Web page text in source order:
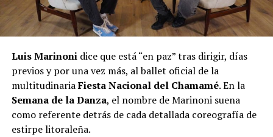
Luis Marinonidice que está “en paz” tras dirigir, días
previos y por una vez más, al ballet oficial de la
multitudinariaFiesta Nacional del Chamamé. En la
Semana de la Danza, el nombre de Marinoni suena
como referente detrás de cada detallada coreografía de
estirpe litoraleña.